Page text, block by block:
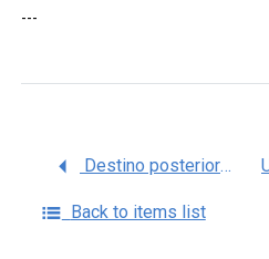
---
Destino posterior a urgencias por año – 2017-2022 NACIONAL
Back to items list